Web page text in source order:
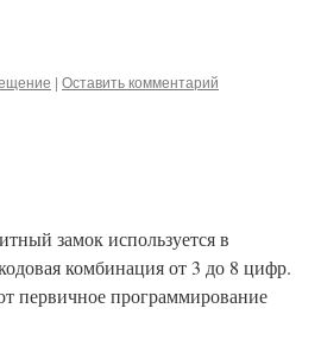
| Оставить комментарий
замок используется в
комбинация от 3 до 8 цифр.
первичное программирование